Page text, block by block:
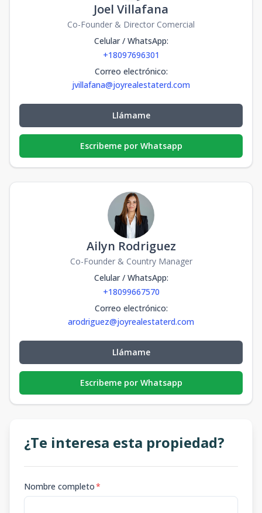
Joel Villafana
Co-Founder & Director Comercial
Celular / WhatsApp:
+18097696301
Correo electrónico:
jvillafana@joyrealestaterd.com
Llámame
Escribeme por Whatsapp
Ailyn Rodriguez
Co-Founder & Country Manager
Celular / WhatsApp:
+18099667570
Correo electrónico:
arodriguez@joyrealestaterd.com
Llámame
Escribeme por Whatsapp
¿Te interesa esta propiedad?
Nombre completo*